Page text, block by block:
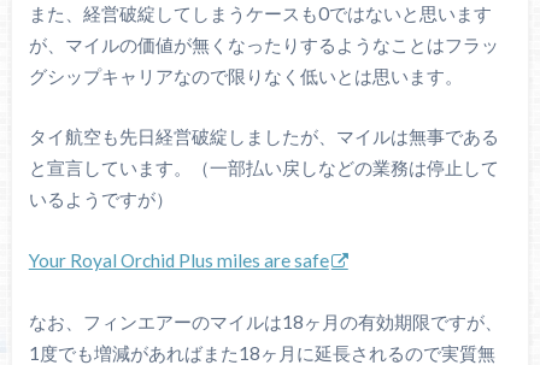
また、経営破綻してしまうケースも0ではないと思います
が、マイルの価値が無くなったりするようなことはフラッ
グシップキャリアなので限りなく低いとは思います。
タイ航空も先日経営破綻しましたが、マイルは無事である
と宣言しています。（一部払い戻しなどの業務は停止して
いるようですが）
Your Royal Orchid Plus miles are safe
なお、フィンエアーのマイルは18ヶ月の有効期限ですが、
1度でも増減があればまた18ヶ月に延長されるので実質無